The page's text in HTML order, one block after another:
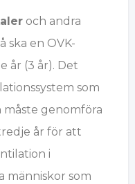
och andra
ska en OVK-
år (3 år). Det
som
genomföra
år för att
i
människor som